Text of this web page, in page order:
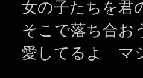
女の子たちを君
そこで落ち合お
愛してるよ マ